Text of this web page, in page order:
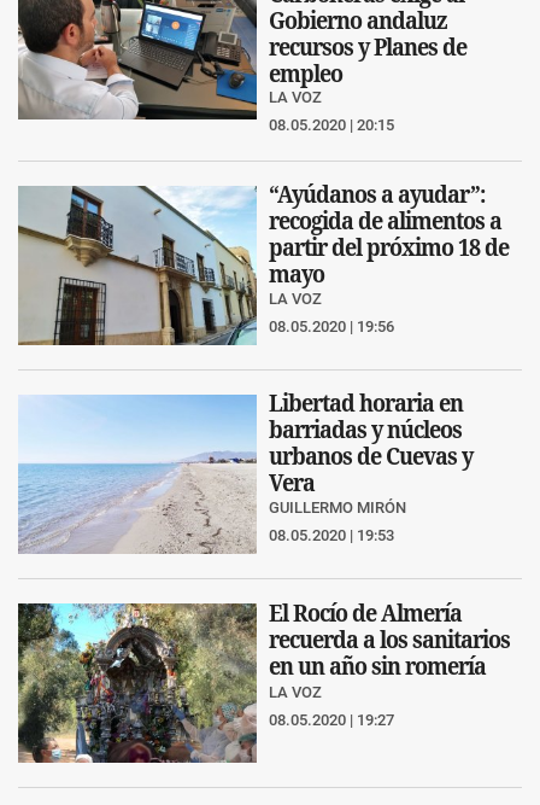
Gobierno andaluz
recursos y Planes de
empleo
LA VOZ
08.05.2020 | 20:15
“Ayúdanos a ayudar”:
recogida de alimentos a
partir del próximo 18 de
mayo
LA VOZ
08.05.2020 | 19:56
Libertad horaria en
barriadas y núcleos
urbanos de Cuevas y
Vera
GUILLERMO MIRÓN
08.05.2020 | 19:53
El Rocío de Almería
recuerda a los sanitarios
en un año sin romería
LA VOZ
08.05.2020 | 19:27